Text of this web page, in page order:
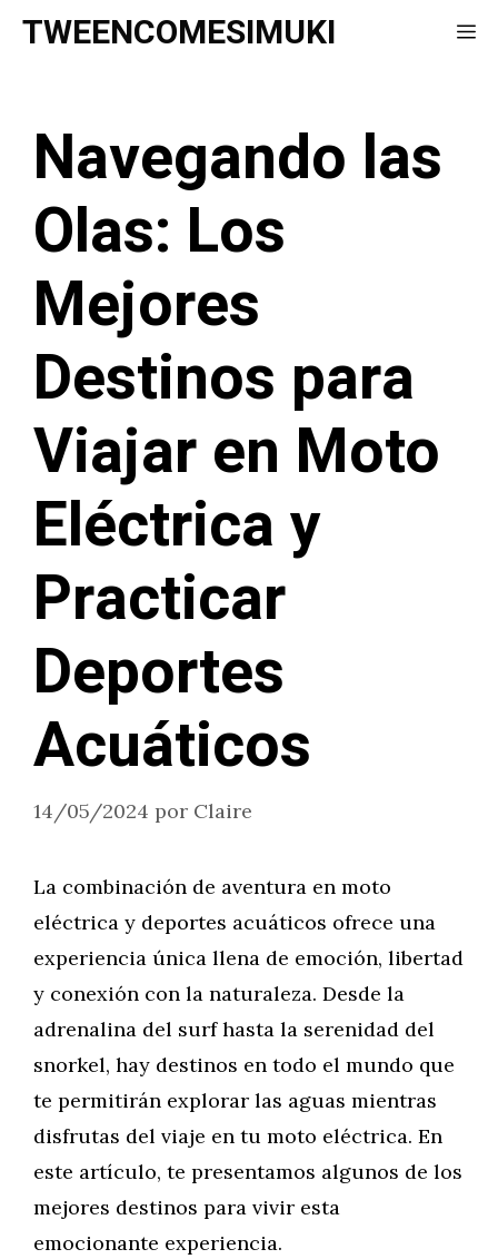
Saltar
TWEENCOMESIMUKI
Navegando las
Olas: Los
Mejores
Destinos para
Viajar en Moto
Eléctrica y
Practicar
Deportes
Acuáticos
14/05/2024 por Claire
La combinación de aventura en moto
eléctrica y deportes acuáticos ofrece una
experiencia única llena de emoción, libertad
y conexión con la naturaleza. Desde la
adrenalina del surf hasta la serenidad del
snorkel, hay destinos en todo el mundo que
te permitirán explorar las aguas mientras
disfrutas del viaje en tu moto eléctrica. En
este artículo, te presentamos algunos de los
mejores destinos para vivir esta
emocionante experiencia.